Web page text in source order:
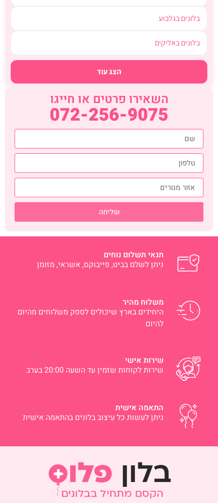
בלונים בגלבוע
בלונים באליקים
הצג עוד
השאירו פרטים או חייגו
072-256-9075
שליחה
תנאי תשלום נוחים
ניתן לשלם בביט, פייבוקס, אשראי, מזומן
משלוח מהיר
היחידים בארץ שיכולים לספק משלוחים מהיום
להיום
שירות אישי
שירות לקוחות שזמין עד השעה 20:00 בערב
התאמה אישית
ניתן לעשות כל עיצוב בלונים בהתאמה אישית